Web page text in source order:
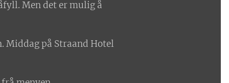
Men det er mulig å
Middag på Straand Hotel